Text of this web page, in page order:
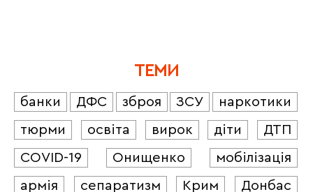
ТЕМИ
банки ДФС зброя ЗСУ
наркотики
тюрми
освіта вирок діти
ДТП
COVID-19
Онищенко
мобілізація
армія
сепаратизм Крим
Донбас